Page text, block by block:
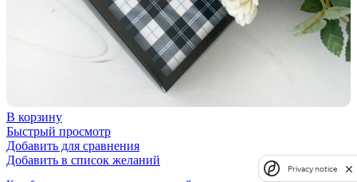
В корзину
Быстрый просмотр
Добавить для сравнения
Добавить в список желаний
Privacy notice